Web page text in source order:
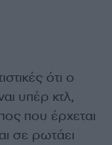
ότι ο
υπέρ κτλ,
που έρχεται
σε ρωτάει